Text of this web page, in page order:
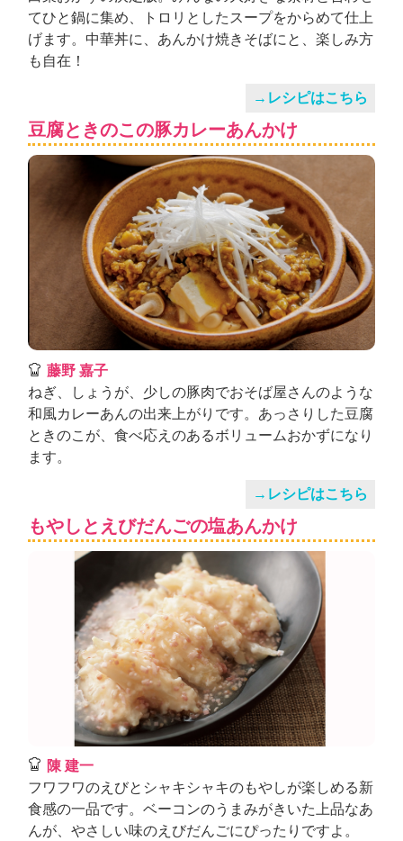
てひと鍋に集め、トロリとしたスープをからめて仕上
げます。中華丼に、あんかけ焼きそばにと、楽しみ方
も自在！
→レシピはこちら
豆腐ときのこの豚カレーあんかけ
藤野 嘉子
ねぎ、しょうが、少しの豚肉でおそば屋さんのような
和風カレーあんの出来上がりです。あっさりした豆腐
ときのこが、食べ応えのあるボリュームおかずになり
ます。
→レシピはこちら
もやしとえびだんごの塩あんかけ
陳 建一
フワフワのえびとシャキシャキのもやしが楽しめる新
食感の一品です。ベーコンのうまみがきいた上品なあ
んが、やさしい味のえびだんごにぴったりですよ。